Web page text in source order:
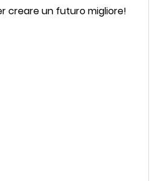
creare un futuro migliore!